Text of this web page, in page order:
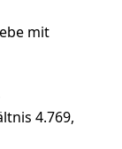
mit
4.769,